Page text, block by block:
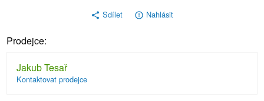
share Sdílet error_outline Nahlásit
Prodejce:
Jakub Tesař
Kontaktovat prodejce